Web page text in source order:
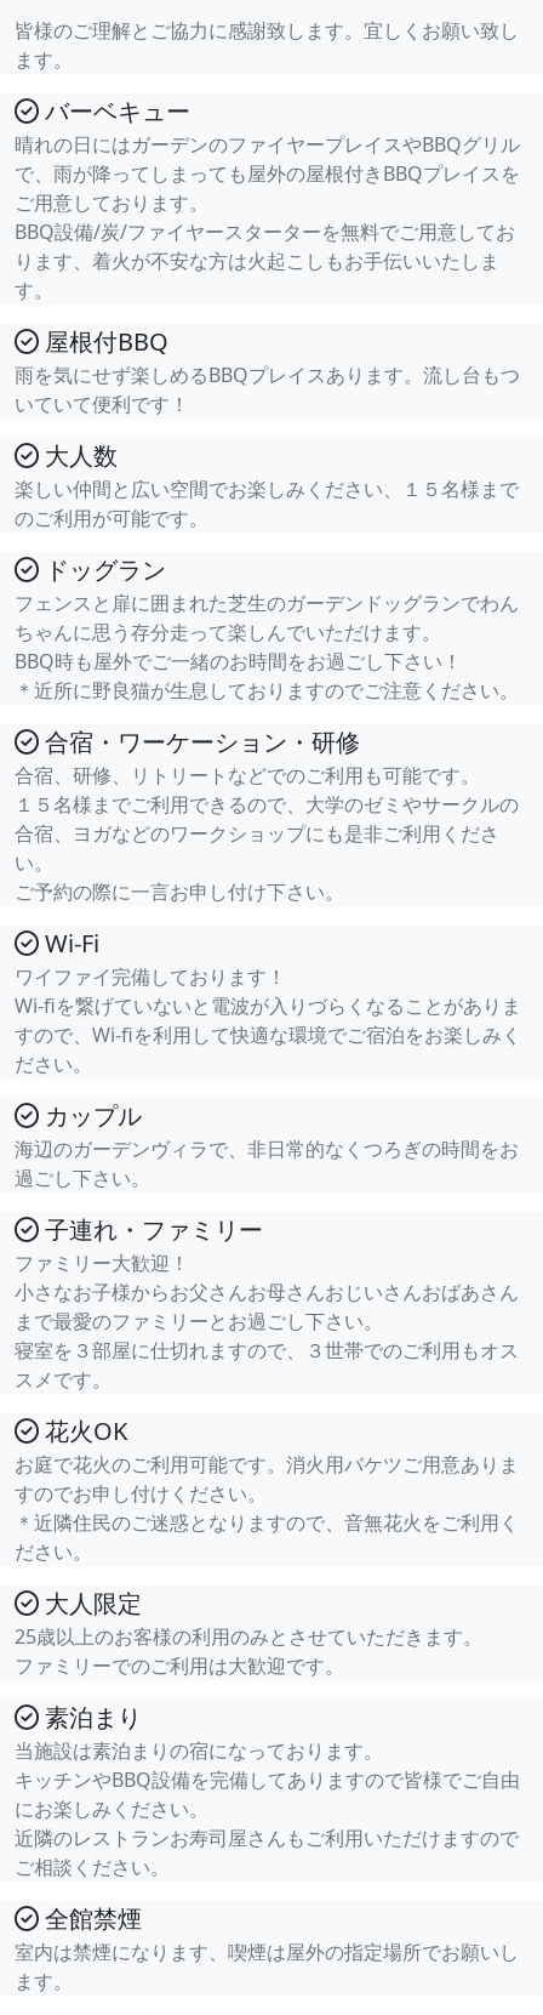
皆様のご理解とご協力に感謝致します。宜しくお願い致し
ます。
バーベキュー
晴れの日にはガーデンのファイヤープレイスやBBQグリル
で、雨が降ってしまっても屋外の屋根付きBBQプレイスを
ご用意しております。
BBQ設備/炭/ファイヤースターターを無料でご用意してお
ります、着火が不安な方は火起こしもお手伝いいたしま
す。
屋根付BBQ
雨を気にせず楽しめるBBQプレイスあります。流し台もつ
いていて便利です！
大人数
楽しい仲間と広い空間でお楽しみください、１５名様まで
のご利用が可能です。
ドッグラン
フェンスと扉に囲まれた芝生のガーデンドッグランでわん
ちゃんに思う存分走って楽しんでいただけます。
BBQ時も屋外でご一緒のお時間をお過ごし下さい！
＊近所に野良猫が生息しておりますのでご注意ください。
合宿・ワーケーション・研修
合宿、研修、リトリートなどでのご利用も可能です。
１５名様までご利用できるので、大学のゼミやサークルの
合宿、ヨガなどのワークショップにも是非ご利用くださ
い。
ご予約の際に一言お申し付け下さい。
Wi-Fi
ワイファイ完備しております！
Wi-fiを繋げていないと電波が入りづらくなることがありま
すので、Wi-fiを利用して快適な環境でご宿泊をお楽しみく
ださい。
カップル
海辺のガーデンヴィラで、非日常的なくつろぎの時間をお
過ごし下さい。
子連れ・ファミリー
ファミリー大歓迎！
小さなお子様からお父さんお母さんおじいさんおばあさん
まで最愛のファミリーとお過ごし下さい。
寝室を３部屋に仕切れますので、３世帯でのご利用もオス
スメです。
花火OK
お庭で花火のご利用可能です。消火用バケツご用意ありま
すのでお申し付けください。
＊近隣住民のご迷惑となりますので、音無花火をご利用く
ださい。
大人限定
25歳以上のお客様の利用のみとさせていただきます。
ファミリーでのご利用は大歓迎です。
素泊まり
当施設は素泊まりの宿になっております。
キッチンやBBQ設備を完備してありますので皆様でご自由
にお楽しみください。
近隣のレストランお寿司屋さんもご利用いただけますので
ご相談ください。
全館禁煙
室内は禁煙になります、喫煙は屋外の指定場所でお願いし
ます。